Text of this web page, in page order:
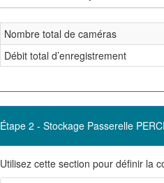
Nombre total de caméras
Débit total d’enregistrement
Étape 2 - Stockage Passerelle
Utilisez cette section pour définir la